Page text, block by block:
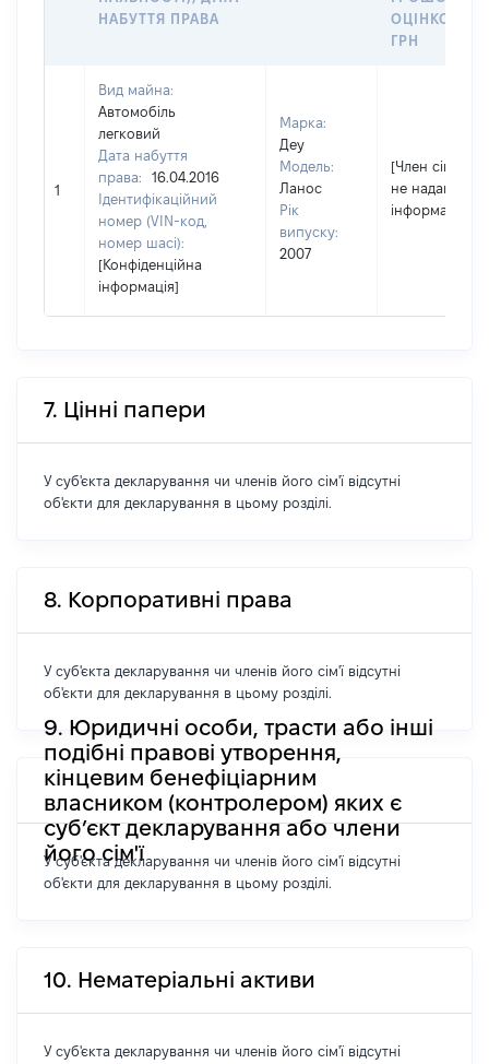
НАБУТТЯ ПРАВА
ОЦІНКОЮ,
ГРН
1
Вид майна:
Автомобіль
легковий
Дата набуття
права:
16.04.2016
Ідентифікаційний
номер (VIN-код,
номер шасі):
[Конфіденційна
інформація]
Марка:
Деу
Модель:
Ланос
Рік
випуску:
2007
[Член сім'ї
не надав
інформацію]
7. Цінні папери
У суб'єкта декларування чи членів його сім'ї відсутні
об'єкти для декларування в цьому розділі.
8. Корпоративні права
У суб'єкта декларування чи членів його сім'ї відсутні
об'єкти для декларування в цьому розділі.
9. Юридичні особи, трасти або інші
подібні правові утворення,
кінцевим бенефіціарним
власником (контролером) яких є
суб’єкт декларування або члени
його сім'ї
У суб'єкта декларування чи членів його сім'ї відсутні
об'єкти для декларування в цьому розділі.
10. Нематеріальні активи
У суб'єкта декларування чи членів його сім'ї відсутні